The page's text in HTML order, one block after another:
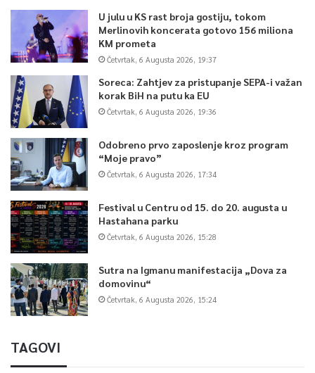
U julu u KS rast broja gostiju, tokom
Merlinovih koncerata gotovo 156 miliona
KM prometa
Četvrtak, 6 Augusta 2026, 19:37
Soreca: Zahtjev za pristupanje SEPA-i važan
korak BiH na putu ka EU
Četvrtak, 6 Augusta 2026, 19:36
Odobreno prvo zaposlenje kroz program
“Moje pravo”
Četvrtak, 6 Augusta 2026, 17:34
Festival u Centru od 15. do 20. augusta u
Hastahana parku
Četvrtak, 6 Augusta 2026, 15:28
Sutra na Igmanu manifestacija „Dova za
domovinu“
Četvrtak, 6 Augusta 2026, 15:24
TAGOVI